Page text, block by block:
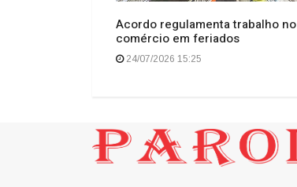
Acordo regulamenta trabalho no
comércio em feriados
24/07/2026 15:25